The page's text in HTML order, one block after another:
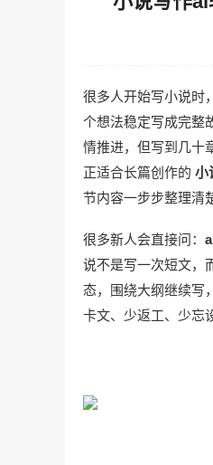
很多人开始写小说时
个想法稳定写成完整
情推进，但写到几十
正适合长篇创作的 小
节内容一步步整理清
很多新人会直接问：
说不是写一次短文，
态，围绕大纲继续写
卡文、少返工、少忘